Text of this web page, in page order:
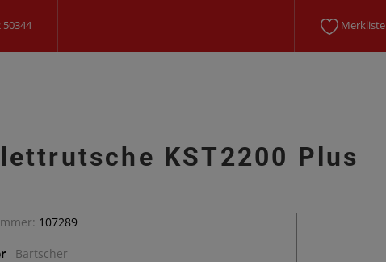
50344 Merkliste
KST2200 Plus
107289
Bartscher